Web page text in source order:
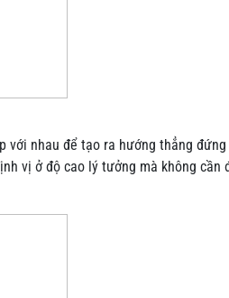
với nhau để tạo ra hướng thẳng
vị ở độ cao lý tưởng mà không cần